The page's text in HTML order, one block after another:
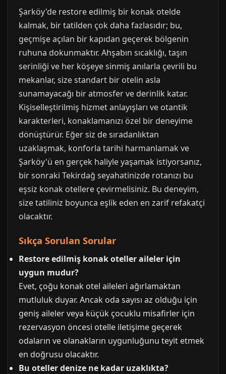
Şarköy'de restore edilmiş bir konak otelde
kalmak, bir tatilden çok daha fazlasıdır; bu,
geçmişe açılan bir kapıdan geçerek bölgenin
ruhuna dokunmaktır. Ahşabın sıcaklığı, taşın
serinliği ve her köşeye sinmiş anılarla çevrili bu
mekanlar, size standart bir otelin asla
sunamayacağı bir atmosfer ve derinlik katar.
Kişiselleştirilmiş hizmet anlayışları ve otantik
karakterleri, konaklamanızı özel bir deneyime
dönüştürür. Eğer siz de sıradanlıktan
uzaklaşmak, konforla tarihi harmanlamak ve
Şarköy'ü en gerçek haliyle yaşamak istiyorsanız,
bir sonraki Tekirdağ seyahatinizde rotanızı bu
eşsiz konak otellere çevirmelisiniz. Bu deneyim,
size tatiliniz boyunca eşlik eden en zarif refakatçi
olacaktır.
Sıkça Sorulan Sorular
Restore edilmiş konak oteller aileler için
uygun mudur?
Evet, çoğu konak otel aileleri ağırlamaktan
mutluluk duyar. Ancak oda sayısı az olduğu için
geniş aileler veya küçük çocuklu misafirler için
rezervasyon öncesi otelle iletişime geçerek
odaların ve olanakların uygunluğunu teyit etmek
en doğrusu olacaktır.
Bu oteller denize ne kadar uzaklıkta?